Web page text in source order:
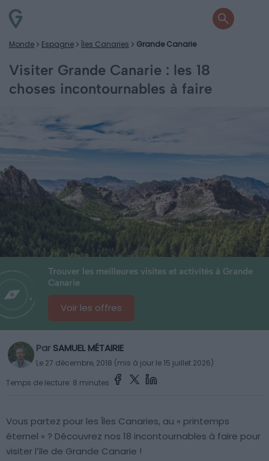
Monde Espagne Îles Canaries Grande Canarie
Visiter Grande Canarie : les 18
choses incontournables à faire
Trouver les meilleures visites et activités à Grande
Canarie
Voir les offres
Par SAMUEL MÉTAIRIE
Le 27 décembre, 2018 (mis à jour le 15 juillet 2026)
Temps de lecture: 8 minutes
Vous partez pour les Îles Canaries, au « printemps
éternel » ? Découvrez nos 18 incontournables à faire pour
visiter l’île de Grande Canarie !